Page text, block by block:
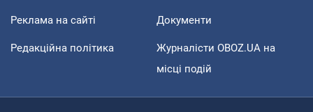
Реклама на сайті Документи
Редакційна політика
Журналісти OBOZ.UA на
місці подій